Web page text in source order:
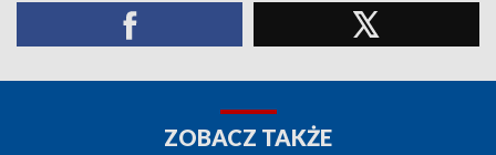
ZOBACZ TAKŻE